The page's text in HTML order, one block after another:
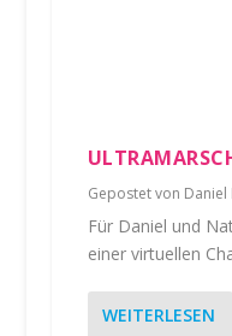
Gepostet von Daniel
Für Daniel und
einer virtuellen
WEITERLESEN